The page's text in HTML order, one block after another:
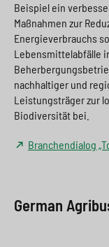
Beispiel ein
Maßnahmen zur
Energieverbrauchs
Lebensmittelabfälle
nachhaltiger und
Leistungsträger zur
Biodiversität bei.
Branchendialog
German